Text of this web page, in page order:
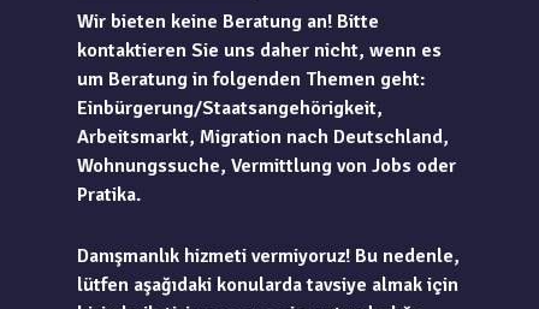
Wir bieten keine Beratung an! Bitte
kontaktieren Sie uns daher nicht, wenn es
um Beratung in folgenden Themen geht:
Einbürgerung/Staatsangehörigkeit,
Arbeitsmarkt, Migration nach Deutschland,
Wohnungssuche, Vermittlung von Jobs oder
Pratika.
Danışmanlık hizmeti vermiyoruz! Bu nedenle,
lütfen aşağıdaki konularda tavsiye almak için